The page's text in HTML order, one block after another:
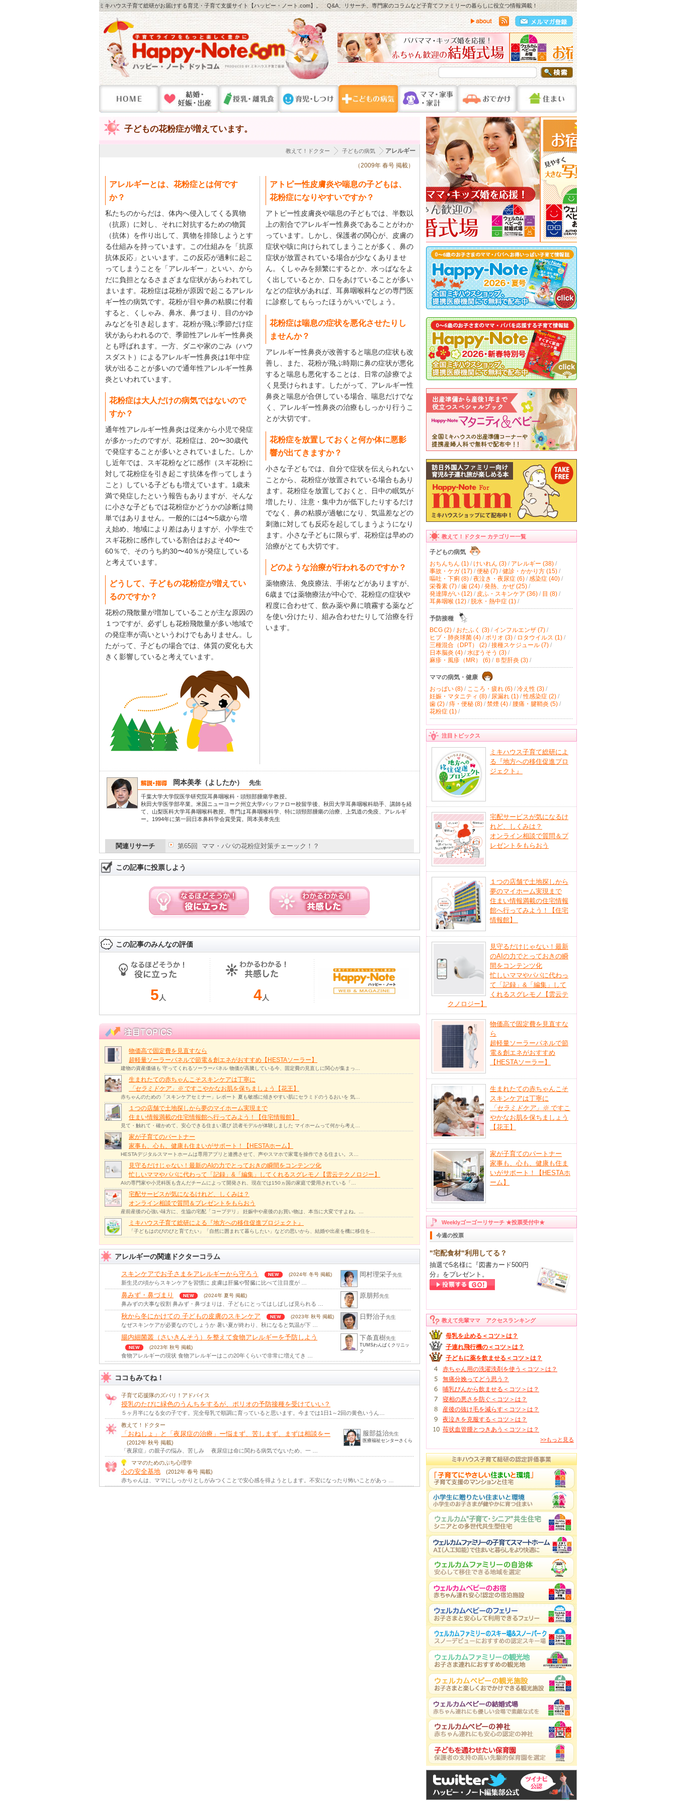
ミキハウス子育て総研がお届けする育児・子育て支援サイト【ハッピー・ノート.com】。 Q&A、リサーチ、専門家のコラムなど子育てファミリーの暮らしに役立つ情報満載！
子どもの花粉症が増えています。
アレルギー
子どもの病気
教えて！ドクター
（2009年 春号 掲載）
アレルギーとは、花粉症とは何です
か？
私たちのからだは、体内へ侵入してくる異物
（抗原）に対し、それに対抗するための物質
（抗体）を作り出して、異物を排除しようとす
る仕組みを持っています。この仕組みを「抗原
抗体反応」といいます。この反応が過剰に起こ
ってしまうことを「アレルギー」といい、から
だに負担となるさまざまな症状があらわれてし
まいます。花粉症は花粉が原因で起こるアレル
ギー性の病気です。花粉が目や鼻の粘膜に付着
すると、くしゃみ、鼻水、鼻づまり、目のかゆ
みなどを引き起します。花粉が飛ぶ季節だけ症
状があらわれるので、季節性アレルギー性鼻炎
とも呼ばれます。一方、ダニや家のごみ（ハウ
スダスト）によるアレルギー性鼻炎は1年中症
状が出ることが多いので通年性アレルギー性鼻
炎といわれています。
花粉症は大人だけの病気ではないので
すか？
通年性アレルギー性鼻炎は従来から小児で発症
が多かったのですが、花粉症は、20〜30歳代
で発症することが多いとされていました。しか
し近年では、スギ花粉などに感作（スギ花粉に
対して花粉症を引き起こす抗体を作ってしまう
こと）している子どもも増えています。1歳未
満で発症したという報告もありますが、そんな
に小さな子どもでは花粉症かどうかの診断は簡
単ではありません。一般的には4〜5歳から増
え始め、地域により差はありますが、小学生で
スギ花粉に感作している割合はおよそ40〜
60％で、そのうち約30〜40％が発症している
と考えています。
どうして、子どもの花粉症が増えてい
るのですか？
花粉の飛散量が増加していることが主な原因の
１つですが、必ずしも花粉飛散量が多い地域で
の発症率が高いというわけでもありません。し
たがって、子どもの場合では、体質の変化も大
きく影響していると考えています。
アトピー性皮膚炎や喘息の子どもは、
花粉症になりやすいですか？
アトピー性皮膚炎や喘息の子どもでは、半数以
上の割合でアレルギー性鼻炎であることがわか
っています。しかし、保護者の関心が、皮膚の
症状や咳に向けられてしまうことが多く、鼻の
症状が放置されている場合が少なくありませ
ん。くしゃみを頻繁にするとか、水っぱなをよ
く出しているとか、口をあけていることが多い
などの症状があれば、耳鼻咽喉科などの専門医
に診察してもらったほうがいいでしょう。
花粉症は喘息の症状を悪化させたりし
ませんか？
アレルギー性鼻炎が改善すると喘息の症状も改
善し、また、花粉が飛ぶ時期に鼻の症状が悪化
すると喘息も悪化することは、日常の診療でよ
く見受けられます。したがって、アレルギー性
鼻炎と喘息が合併している場合、喘息だけでな
く、アレルギー性鼻炎の治療もしっかり行うこ
とが大切です。
花粉症を放置しておくと何か体に悪影
響が出てきますか？
小さな子どもでは、自分で症状を伝えられない
ことから、花粉症が放置されている場合もあり
ます。花粉症を放置しておくと、日中の眠気が
増したり、注意・集中力が低下したりするだけ
でなく、鼻の粘膜が過敏になり、気温差などの
刺激に対しても反応を起してしまうようになり
ます。小さな子どもに限らず、花粉症は早めの
治療がとても大切です。
どのような治療が行われるのですか？
薬物療法、免疫療法、手術などがありますが、
6歳までは薬物療法が中心で、花粉症の症状や
程度に合わせて、飲み薬や鼻に噴霧する薬など
を使い分けたり、組み合わせたりして治療を行
います。
岡本美孝（よしたか） 先生
千葉大学大学院医学研究院耳鼻咽喉科・頭頸部腫瘍学教授。
秋田大学医学部卒業。米国ニューヨーク州立大学バッファロー校留学後、秋田大学耳鼻咽喉科助手、講師を経
て、山梨医科大学耳鼻咽喉科教授。専門は耳鼻咽喉科学、特に頭頸部腫瘍の治療、上気道の免疫、アレルギ
ー。1994年に第一回日本鼻科学会賞受賞。岡本美孝先生
関連リサーチ 第65回 ママ・パパの花粉症対策チェーック！？
この記事に投票しよう
この記事のみんなの評価
5 人 4人
物価高で固定費を見直すなら
超軽量ソーラーパネルで節電＆創エネがおすすめ【HESTAソーラー】
建物の資産価値も 守ってくれるソーラーパネル 物価が高騰している今、固定費の見直しに関心が集まっ…
生まれたての赤ちゃんこそスキンケアは丁寧に
「セラミドケア」 ※ですこやかなお肌を保ちましょう【花王】
赤ちゃんのための「スキンケアセミナー」レポート 夏も敏感に傾きやすい肌にセラミドのうるおいを 気…
１つの店舗で土地探しから夢のマイホーム実現まで
住まい情報満載の住宅情報館へ行ってみよう！【住宅情報館】
見て・触れて・確かめて、安心できる住まい選び 読者モデルが体験しました マイホームって何から考え…
家が子育てのパートナー
家事も、心も、健康も住まいがサポート！【HESTAホーム】
HESTAデジタルスマートホームは専用アプリと連携させて、声やスマホで家電を操作できる住まい。ス…
見守るだけじゃない！最新のAIの力でとっておきの瞬間をコンテンツ化
忙しいママやパパに代わって「記録」&「編集」してくれるスグレモノ【雲云テクノロジー】
AIの専門家や小児科医も含んだチームによって開発され、現在では150ヵ国の家庭で愛用されている「…
宅配サービスが気になるけれど、しくみは？
オンライン相談で質問＆プレゼントをもらおう
産前産後の心強い味方に、生協の宅配「コープデリ」 妊娠中や産後のお買い物は、本当に大変ですよね。…
ミキハウス子育て総研による『地方への移住促進プロジェクト』
「子どもはのびのびと育てたい」「自然に囲まれて暮らしたい」などの思いから、結婚や出産を機に移住を…
アレルギーの関連ドクターコラム
岡村理栄子先生
スキンケアでお子さまをアレルギーから守ろう (2024年 冬号 掲載)
新生児の頃からスキンケアを習慣に 皮膚は肝臓や腎臓に比べて注目度が …
原朋邦先生
鼻みず・鼻づまり (2024年 夏号 掲載)
鼻みずの大事な役割 鼻みず・鼻づまりは、子どもにとってはしばしば見られる …
日野治子先生
秋から冬にかけての 子どもの皮膚のスキンケア (2023年 秋号 掲載)
なぜスキンケアが必要なのでしょうか 暑い夏が終わり、秋になると気温が下 …
下条直樹先生
TUMSわんぱくクリニッ
ク
腸内細菌叢（さいきんそう）を整えて食物アレルギーを予防しよう
(2023年 秋号 掲載)
食物アレルギーの現状 食物アレルギーはこの20年くらいで非常に増えてき …
年 特別編集号 掲載)
新生児期の食物アレルギーに関して最も注意すべきは新生児・乳児食物蛋白誘発 …
スキンケアでアレルギーを防ごう
みなさんは「肌」と言いなれているかもしれませんが、私たちの体を覆いつくし …
八木由奈先生
子どもや家族の花粉症対策 (2020年 特別編集号 掲載)
～春先からの花粉症対策～ 花粉症とは、アレルギー性鼻炎（鼻 …
藤谷宏子先生
気管支ぜん息 家庭での予防
赤ちゃんは呼吸をするときにゼロゼロといいやすいですね。赤ちゃんがゼロゼロ …
じんましん (2019年 秋号 掲載)
じんましんで受診した時、診療内容に満足できなかった経験はありませんか？ …
佐守友仁（とも
アレルギーっ子の入園～何に気を付けて、どう準備したらいいのか～
ココもみてね！
子育て応援隊のズバリ！アドバイス
授乳のたびに緑色のうんちをするが、ポリオの予防接種を受けていい？
５ヶ月半になる女の子です。完全母乳で順調に育っていると思います。今までは1日1～2回の黄色いうん…
教えて！ドクター
「おねしょ」と「夜尿症の治療」ー悩まず、苦しまず、まずは相談をー
(2012年 秋号 掲載)
「夜尿症」の親子の悩み、苦しみ 夜尿症は命に関わる病気でないため、一 …
服部益治先生
医療福祉センターさくら
ママのためのぷち心理学
心の安全基地
(2012年 春号 掲載)
赤ちゃんは、ママにしっかりとしがみつくことで安心感を得ようとします。不安になったり怖いことがあっ …
教えて！ドクター カテゴリー一覧
子どもの病気
おちんちん (1)/ けいれん (3)/ アレルギー (38)/
事故・ケガ (17)/ 便秘 (7)/ 健診・かかり方 (15)/
嘔吐・下痢 (8)/ 夜泣き・夜尿症 (6)/ 感染症 (40)/
栄養素 (7)/ 歯 (24)/ 発熱、かぜ (25)/
発達障がい (12)/ 皮ふ・スキンケア (36)/ 目 (8)/
耳鼻咽喉 (12)/ 脱水・熱中症 (1)/
予防接種
BCG (2)/ おたふく (3)/ インフルエンザ (7)/
ヒブ・肺炎球菌 (4)/ ポリオ (3)/ ロタウイルス (1)/
三種混合（DPT） (2)/ 接種スケジュール (7)/
日本脳炎 (4)/ 水ぼうそう (3)/
麻疹・風疹（MR） (6)/ Ｂ型肝炎 (3)/
ママの病気・健康
おっぱい (8)/ こころ・疲れ (6)/ 冷え性 (3)/
妊娠・マタニティ (8)/ 尿漏れ (1)/ 性感染症 (2)/
歯 (2)/ 痔・便秘 (8)/ 禁煙 (4)/ 腰痛・腱鞘炎 (5)/
花粉症 (1)/
注目トピックス
ミキハウス子育て総研によ
る『地方への移住促進プロ
ジェクト』
宅配サービスが気になるけ
れど、しくみは？
オンライン相談で質問＆プ
レゼントをもらおう
１つの店舗で土地探しから
夢のマイホーム実現まで
住まい情報満載の住宅情報
館へ行ってみよう！【住宅
情報館】
見守るだけじゃない！最新
のAIの力でとっておきの瞬
間をコンテンツ化
忙しいママやパパに代わっ
て「記録」&「編集」して
くれるスグレモノ【雲云テ
クノロジー】
物価高で固定費を見直すな
ら
超軽量ソーラーパネルで節
電＆創エネがおすすめ
【HESTAソーラー】
生まれたての赤ちゃんこそ
スキンケアは丁寧に
「セラミドケア」 ※ ですこ
やかなお肌を保ちましょう
【花王】
家が子育てのパートナー
家事も、心も、健康も住ま
いがサポート！【HESTAホ
ーム】
Weeklyゴーゴーリサーチ ★投票受付中★
今週の投票
"宅配食材"利用してる？
抽選で5名様に『図書カード500円
分』をプレゼント。
教えて先輩ママ アクセスランキング
母乳を止める＜コツ＞は？
子連れ飛行機の＜コツ＞は？
子どもに薬を飲ませる＜コツ＞は？
赤ちゃん用の洗濯洗剤を使う＜コツ＞は？
無痛分娩ってどう思う？
哺乳びんから飲ませる＜コツ＞は？
寝相の悪さを防ぐ＜コツ＞は？
産後の抜け毛を減らす＜コツ＞は？
夜泣きを克服する＜コツ＞は？
苺状血管腫とつきあう＜コツ＞は？
>>もっと見る